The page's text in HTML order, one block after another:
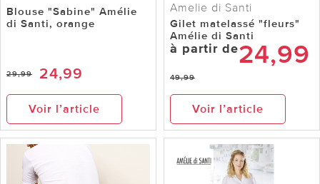
Blouse "Sabine" Amélie
di Santi, orange
29,99 24,99
Voir l’article
Amelie di Santi
Gilet matelassé "fleurs"
Amélie di Santi
à partir de24,99
49,99
Voir l’article